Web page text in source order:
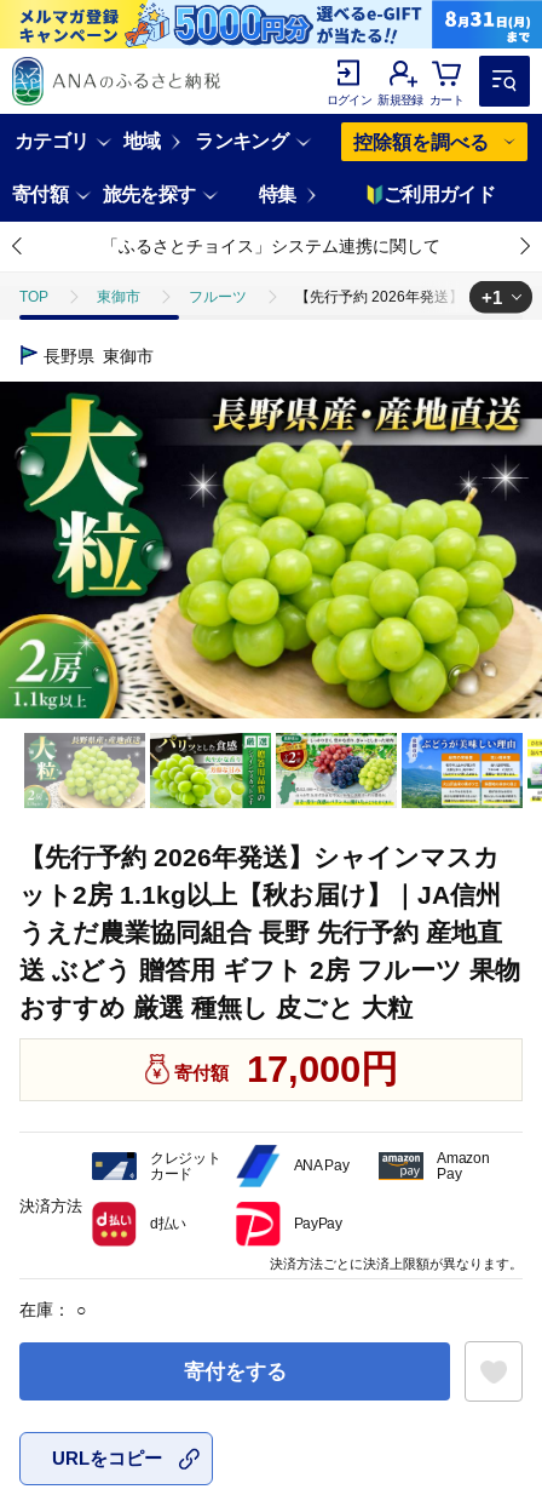
ログイン 新規登録 カート
カテゴリ 地域 ランキング 控除額を調べる
寄付額 旅先を探す 特集 ご利用ガイド
「ふるさとチョイス」システム連携に関して
TOP 東御市 フルーツ 【先行予約 2026年発送】シャイン
TOP
+1
長野県 東御市
【先行予約 2026年発送】シャインマスカ
ット2房 1.1kg以上【秋お届け】｜JA信州
うえだ農業協同組合 長野 先行予約 産地直
送 ぶどう 贈答用 ギフト 2房 フルーツ 果物
おすすめ 厳選 種無し 皮ごと 大粒
寄付額 17,000円
在庫： ○
寄付をする
URLをコピー
決済方法
クレジット
カード
ANA Pay
Amazon
Pay
d払い PayPay
決済方法ごとに決済上限額が異なります。